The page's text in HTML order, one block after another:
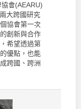
會(AEARU)
大跨國研究
協會第一次
創新與合作
希望透過第
優點，也能
跨國、跨洲